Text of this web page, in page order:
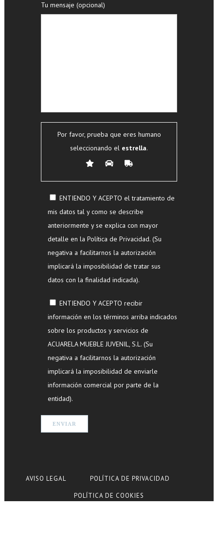
Tu mensaje (opcional)
Por favor, prueba que eres humano
seleccionando el estrella.
ENTIENDO Y ACEPTO el tratamiento de
mis datos tal y como se describe
anteriormente y se explica con mayor
detalle en la Política de Privacidad. (Su
negativa a facilitarnos la autorización
implicará la imposibilidad de tratar sus
datos con la finalidad indicada).
ENTIENDO Y ACEPTO recibir
información en los términos arriba indicados
sobre los productos y servicios de
ACUARELA MUEBLE JUVENIL, S.L. (Su
negativa a facilitarnos la autorización
implicará la imposibilidad de enviarle
información comercial por parte de la
entidad).
AVISO LEGAL POLÍTICA DE PRIVACIDAD
POLÍTICA DE COOKIES